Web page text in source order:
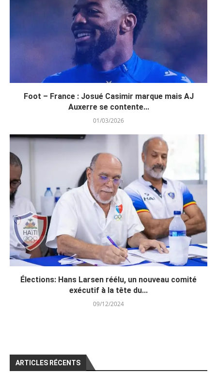
Foot – France : Josué Casimir marque mais AJ
Auxerre se contente...
01/03/2026
Élections: Hans Larsen réélu, un nouveau comité
exécutif à la tête du...
09/12/2024
ARTICLES RÉCENTS